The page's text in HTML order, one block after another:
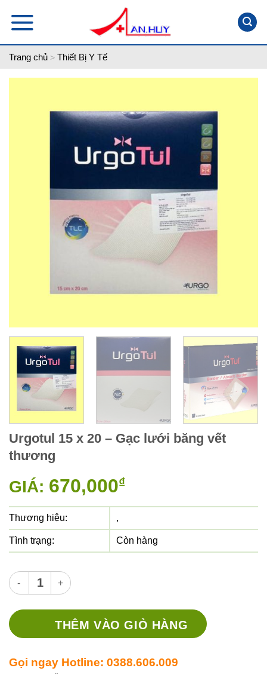
Trang chủ > Thiết Bị Y Tế
Urgotul 15 x 20 – Gạc lưới băng vết
thương
GIÁ: 670,000₫
Thương hiệu: ,
Tình trạng: Còn hàng
Urgotul 15 x 20 - Gạc lưới băng vết thương số lượng
THÊM VÀO GIỎ HÀNG
Gọi ngay Hotline: 0388.606.009